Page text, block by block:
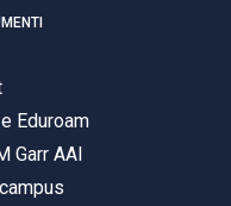
Eduroam
Garr AAI